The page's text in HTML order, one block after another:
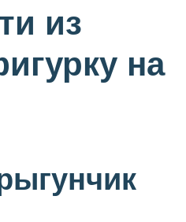
из
на